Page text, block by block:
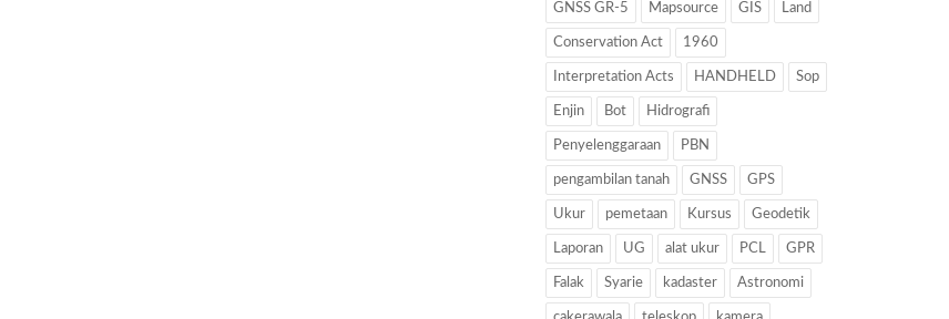
GNSS GR-5 Mapsource GIS Land
Conservation Act 1960
Interpretation Acts HANDHELD Sop
Enjin Bot Hidrografi
Penyelenggaraan PBN
pengambilan tanah GNSS GPS
Ukur pemetaan Kursus Geodetik
Laporan UG alat ukur PCL GPR
Falak Syarie kadaster Astronomi